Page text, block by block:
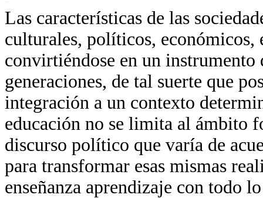
Las características de las
culturales, políticos, económicos,
convirtiéndose en un
generaciones, de tal suerte que
integración a un contexto
educación no se limita al ámbito
discurso político que varía de
para transformar esas mismas
enseñanza aprendizaje con todo